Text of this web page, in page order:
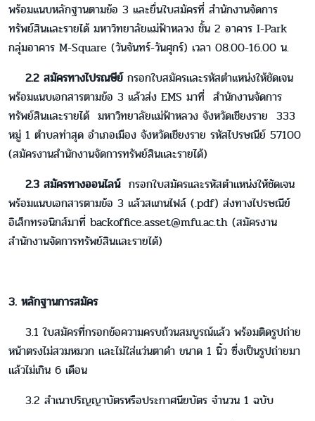
พร้อมแนบหลักฐานตามข้อ 3 และยื่นใบสมัครที่ สำนักงานจัดการ
ทรัพย์สินและรายได้ มหาวิทยาลัยแม่ฟ้าหลวง ชั้น 2 อาคาร I-Park
กลุ่มอาคาร M-Square (วันจันทร์-วันศุกร์) เวลา 08.00-16.00 น.
2.2 สมัครทางไปรณษีย์ กรอกใบสมัครและรหัสตำแหน่งให้ชัดเจน
พร้อมแนบเอกสารตามข้อ 3 แล้วส่ง EMS มาที่ สำนักงานจัดการ
ทรัพย์สินและรายได้ มหาวิทยาลัยแม่ฟ้าหลวง จังหวัดเชียงราย 333
หมู่ 1 ตำบลท่าสุด อำเภอเมือง จังหวัดเชียงราย รหัสไปรษณีย์ 57100
(สมัครงานสำนักงานจัดการทรัพย์สินและรายได้)
2.3 สมัครทางออนไลน์ กรอกใบสมัครและรหัสตำแหน่งให้ชัดเจน
พร้อมแนบเอกสารตามข้อ 3 แล้วสแกนไฟล์ (.pdf) ส่งทางไปรษณีย์
อิเล็กทรอนิกส์มาที่ backoffice.asset@mfu.ac.th (สมัครงาน
สำนักงานจัดการทรัพย์สินและรายได้)
3. หลักฐานการสมัคร
3.1 ใบสมัครที่กรอกข้อความครบถ้วนสมบูรณ์แล้ว พร้อมติดรูปถ่าย
หน้าตรงไม่สวมหมวก และไม่ใส่แว่นตาดำ ขนาด 1 นิ้ว ซึ่งเป็นรูปถ่ายมา
แล้วไม่เกิน 6 เดือน
3.2 สำเนาปริญญาบัตรหรือประกาศนียบัตร จำนวน 1 ฉบับ